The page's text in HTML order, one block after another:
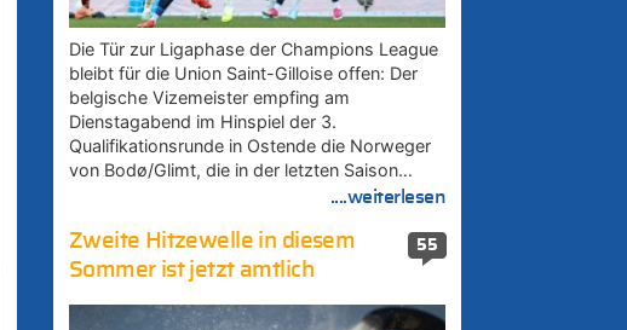
Die Tür zur Ligaphase der Champions League
bleibt für die Union Saint-Gilloise offen: Der
belgische Vizemeister empfing am
Dienstagabend im Hinspiel der 3.
Qualifikationsrunde in Ostende die Norweger
von Bodø/Glimt, die in der letzten Saison…
....weiterlesen
55
Zweite Hitzewelle in diesem
Sommer ist jetzt amtlich